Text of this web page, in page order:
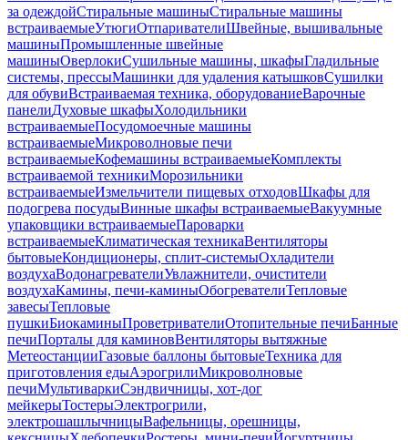
за одеждойСтиральные машиныСтиральные машины
встраиваемыеУтюгиОтпаривателиШвейные, вышивальные
машиныПромышленные швейные
машиныОверлокиСушильные машины, шкафыГладильные
системы, прессыМашинки для удаления катышковСушилки
для обувиВстраиваемая техника, оборудованиеВарочные
панелиДуховые шкафыХолодильники
встраиваемыеПосудомоечные машины
встраиваемыеМикроволновые печи
встраиваемыеКофемашины встраиваемыеКомплекты
встраиваемой техникиМорозильники
встраиваемыеИзмельчители пищевых отходовШкафы для
подогрева посудыВинные шкафы встраиваемыеВакуумные
упаковщики встраиваемыеПароварки
встраиваемыеКлиматическая техникаВентиляторы
бытовыеКондиционеры, сплит-системыОхладители
воздухаВодонагревателиУвлажнители, очистители
воздухаКамины, печи-каминыОбогревателиТепловые
завесыТепловые
пушкиБиокаминыПроветривателиОтопительные печиБанные
печиПорталы для каминовВентиляторы вытяжные
МетеостанцииГазовые баллоны бытовыеТехника для
приготовления едыАэрогрилиМикроволновые
печиМультиваркиСэндвичницы, хот-дог
мейкерыТостерыЭлектрогрили,
электрошашлычницыВафельницы, орешницы,